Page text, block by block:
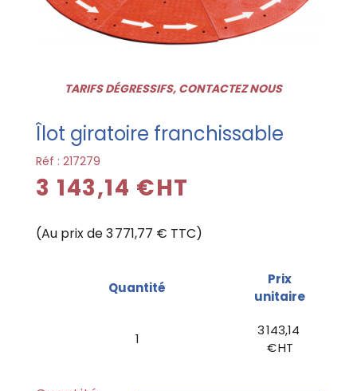
TARIFS DÉGRESSIFS, CONTACTEZ NOUS
Îlot giratoire franchissable
Réf : 217279
3 143,14 €HT
(Au prix de 3 771,77 € TTC)
Quantité
Prix
unitaire
1
3 143,14
€ HT